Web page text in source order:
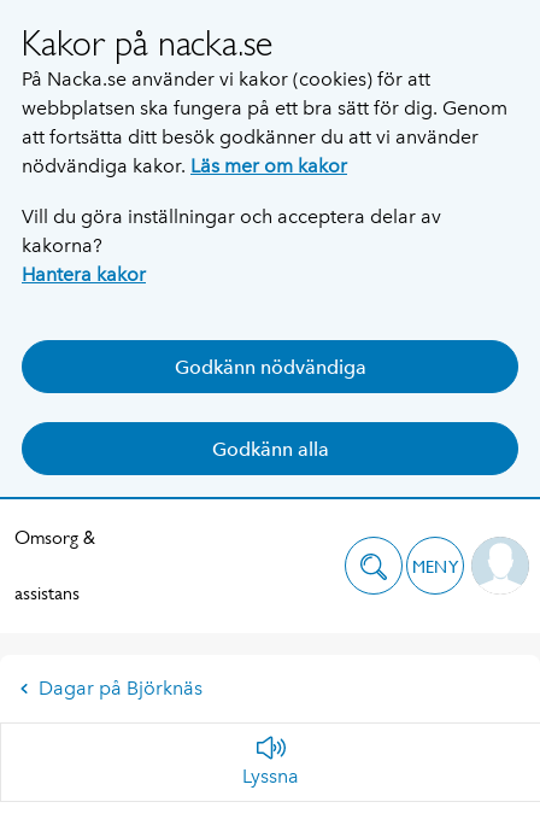
Kakor på nacka.se
På Nacka.se använder vi kakor (cookies) för att
webbplatsen ska fungera på ett bra sätt för dig. Genom
att fortsätta ditt besök godkänner du att vi använder
nödvändiga kakor. Läs mer om kakor
Vill du göra inställningar och acceptera delar av
kakorna?
Hantera kakor
Godkänn nödvändiga
Godkänn alla
Omsorg &
assistans
MENY
Dagar på Björknäs
Lyssna